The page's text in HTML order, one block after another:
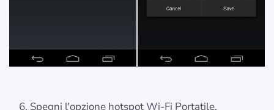
Spegni l'opzione hotspot Wi-Fi Portatile.